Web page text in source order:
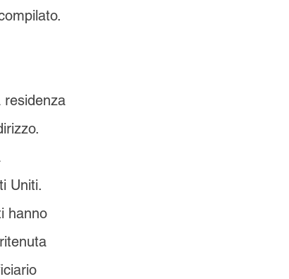
residenza
Uniti.
hanno